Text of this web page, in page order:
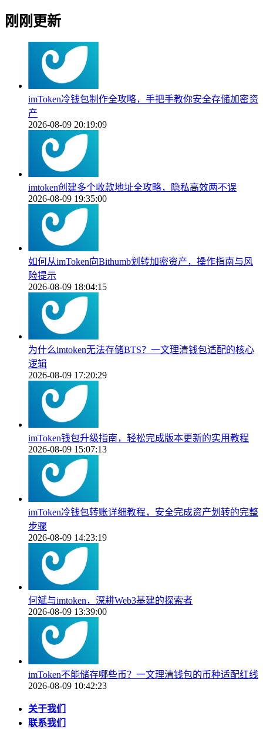
刚刚更新
imToken冷钱包制作全攻略，手把手教你安全存储加密资
产
2026-08-09 20:19:09
imtoken创建多个收款地址全攻略，隐私高效两不误
2026-08-09 19:35:00
如何从imToken向Bithumb划转加密资产，操作指南与风
险提示
2026-08-09 18:04:15
为什么imtoken无法存储BTS？一文理清钱包适配的核心
逻辑
2026-08-09 17:20:29
imToken钱包升级指南，轻松完成版本更新的实用教程
2026-08-09 15:07:13
imToken冷钱包转账详细教程，安全完成资产划转的完整
步骤
2026-08-09 14:23:19
何斌与imtoken，深耕Web3基建的探索者
2026-08-09 13:39:00
imToken不能储存哪些币？一文理清钱包的币种适配红线
2026-08-09 10:42:23
关于我们
联系我们